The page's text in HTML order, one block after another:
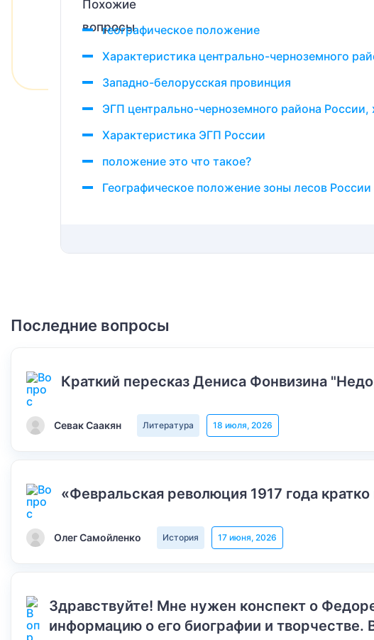
географическое положение
Характеристика центрально-черноземного
Западно-белорусская провинция
ЭГП центрально-черноземного района России,
Характеристика ЭГП России
положение это что такое?
Географическое положение зоны лесов России
Последние вопросы
Краткий пересказ Дениса Фонвизина
Севак Саакян Литература 18 июля, 2026
«Февральская революция 1917 года кратко
Олег Самойленко История 17 июня, 2026
Здравствуйте! Мне нужен конспект о
информацию о его биографии и творчестве.